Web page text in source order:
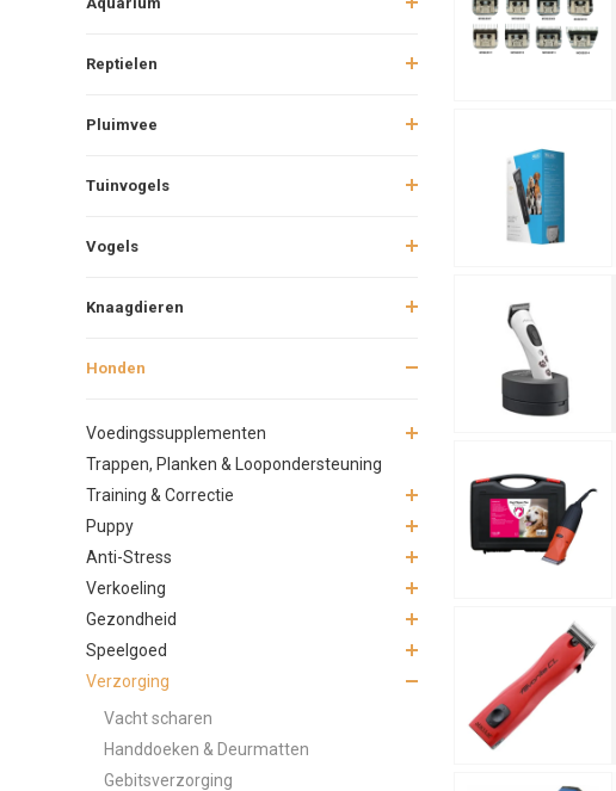
Reptielen
Pluimvee
Tuinvogels
Vogels
Knaagdieren
Honden
Voedingssupplementen
Trappen, Planken & Loopondersteuning
Training & Correctie
Puppy
Anti-Stress
Verkoeling
Gezondheid
Speelgoed
Verzorging
Vacht scharen
Handdoeken & Deurmatten
Gebitsverzorging